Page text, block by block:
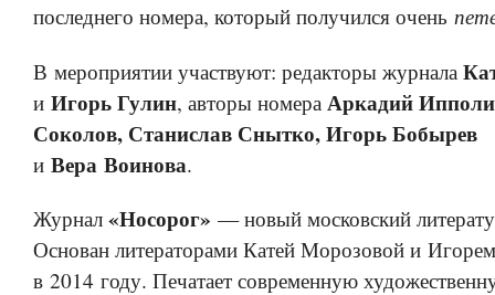
последнего номера, который получился очень
В мероприятии участвуют: редакторы журнала
и Игорь Гулин, авторы номера Аркадий
Соколов, Станислав Снытко, Игорь Бобырев
и Вера Воинова.
Журнал «Носорог» — новый московский
Основан литераторами Катей Морозовой и
в 2014 году. Печатает современную